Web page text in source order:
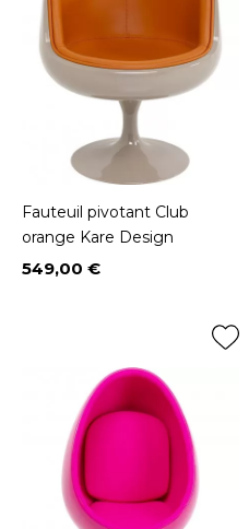
Fauteuil pivotant Club
orange Kare Design
Prix
549,00 €